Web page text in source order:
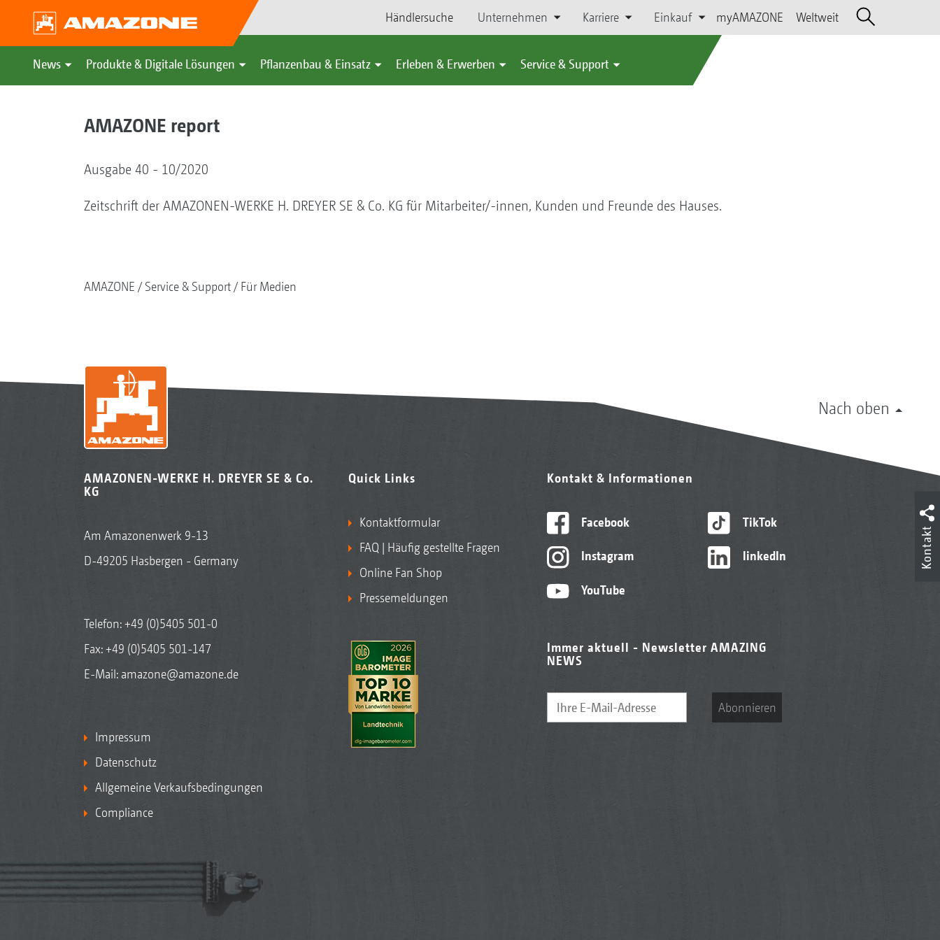
Händlersuche Unternehmen Karriere Einkauf myAMAZONE Weltweit
News Produkte & Digitale Lösungen Pflanzenbau & Einsatz Erleben & Erwerben Service & Support
AMAZONE report
Ausgabe 40 - 10/2020
Zeitschrift der AMAZONEN-WERKE H. DREYER SE & Co. KG für Mitarbeiter/-innen, Kunden und Freunde des Hauses.
AMAZONE Service & Support Für Medien
Nach oben
AMAZONEN-WERKE H. DREYER SE & Co.
KG
Am Amazonenwerk 9-13
D-49205 Hasbergen - Germany
Telefon:+49 (0)5405 501-0
Fax: +49 (0)5405 501-147
E-Mail: amazone@amazone.de
Impressum
Datenschutz
Allgemeine Verkaufsbedingungen
Compliance
Quick Links
Kontaktformular
FAQ | Häufig gestellte Fragen
Online Fan Shop
Pressemeldungen
Kontakt & Informationen
Facebook
Instagram
YouTube
TikTok
linkedIn
Immer aktuell - Newsletter AMAZING
NEWS
Abonnieren
Kontakt